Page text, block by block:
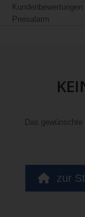
Kundenbewertungen
Preisalarm
Das
zur